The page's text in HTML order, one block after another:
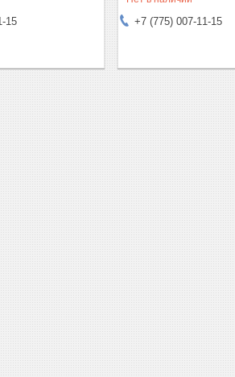
15 +7 (775) 007-11-15